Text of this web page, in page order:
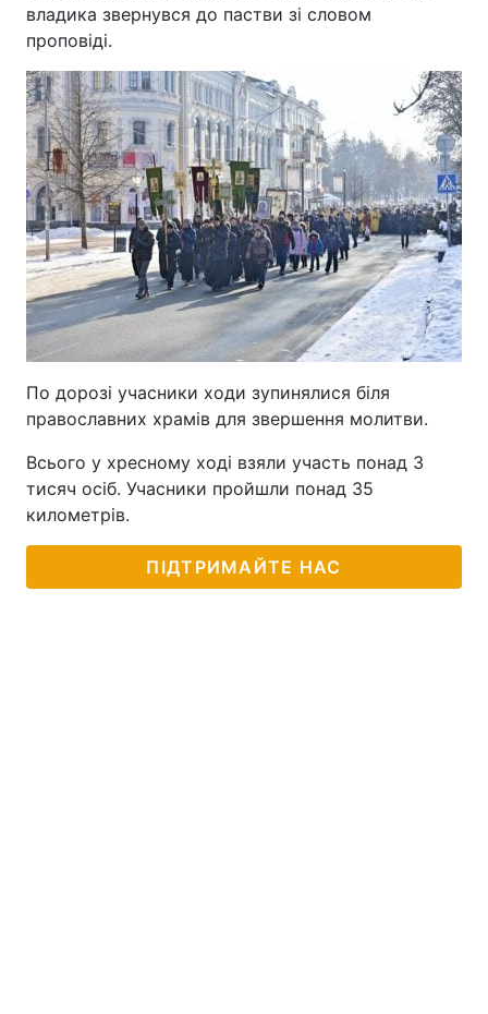
владика звернувся до пастви зі словом
проповіді.
По дорозі учасники ходи зупинялися біля
православних храмів для звершення молитви.
Всього у хресному ході взяли участь понад 3
тисяч осіб. Учасники пройшли понад 35
километрів.
ПІДТРИМАЙТЕ НАС